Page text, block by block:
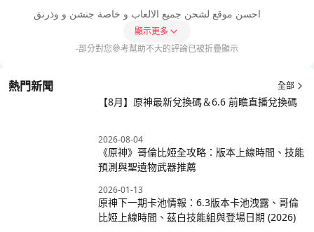
احسن موقع لشحن جميع الالعاب و خاصة جنشن و وذرنق
顯示更多
-部分對您參考幫助不大的評論已被折疊顯示
熱門新聞 全部
【8月】原神最新兌換碼＆6.6 前瞻直播兌換碼
2026-08-04
《原神》哥倫比婭全攻略：版本上線時間、技能
預測與聖遺物武器推薦
2026-01-13
原神下一期卡池情報：6.3版本卡池洩露、哥倫
比婭上線時間、茲白技能組與登場日期 (2026)